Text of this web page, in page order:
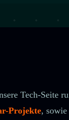
Tech-Seite
Projekte,